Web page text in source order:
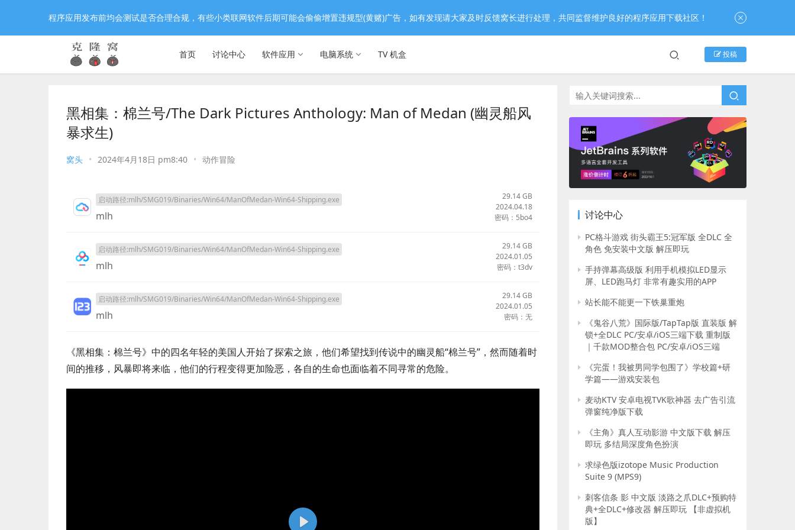
首页 讨论中心 软件应用 电脑系统 TV 机盒 投稿
黑相集：棉兰号/The Dark Pictures Anthology: Man of Medan (幽灵船风
暴求生)
窝头 • 2024年4月18日 pm8:40 • 动作冒险
启动路径:mlh/SMG019/Binaries/Win64/ManOfMedan-Win64-Shipping.exe
mlh
29.14 GB
2024.04.18
密码：5bo4
启动路径:mlh/SMG019/Binaries/Win64/ManOfMedan-Win64-Shipping.exe
mlh
29.14 GB
2024.01.05
密码：t3dv
启动路径:mlh/SMG019/Binaries/Win64/ManOfMedan-Win64-Shipping.exe
mlh
29.14 GB
2024.01.05
密码：无
《黑相集：棉兰号》中的四名年轻的美国人开始了探索之旅，他们希望找到传说中的幽灵船“棉兰号”，然而随着时
间的推移，风暴即将来临，他们的行程变得更加险恶，各自的生命也面临着不同寻常的危险。
讨论中心
PC格斗游戏 街头霸王5:冠军版 全DLC 全
角色 免安装中文版 解压即玩
手持弹幕高级版 利用手机模拟LED显示
屏、LED跑马灯 非常有趣实用的APP
站长能不能更一下铁巢重炮
《鬼谷八荒》国际版/TapTap版 直装版 解
锁+全DLC PC/安卓/iOS三端下载 重制版
｜千款MOD整合包 PC/安卓/iOS三端
《完蛋！我被男同学包围了》学校篇+研
学篇——游戏安装包
麦动KTV 安卓电视TVK歌神器 去广告引流
弹窗纯净版下载
《主角》真人互动影游 中文版下载 解压
即玩 多结局深度角色扮演
求绿色版izotope Music Production
Suite 9 (MPS9)
刺客信条 影 中文版 淡路之爪DLC+预购特
典+全DLC+修改器 解压即玩 【非虚拟机
版】
程序应用发布前均会测试是否合理合规，有些小类联网软件后期可能会偷偷增置违规型(黄赌)广告，如有发现请大家及时反馈窝长进行处理，共同监督维护良好的程序应用下载社区！